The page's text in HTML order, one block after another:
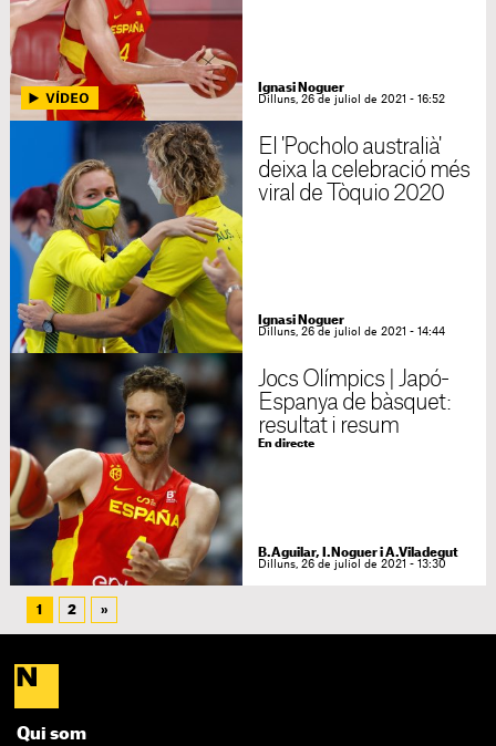
Ignasi Noguer
Dilluns, 26 de juliol de 2021 - 16:52
El 'Pocholo australià'
deixa la celebració més
viral de Tòquio 2020
Ignasi Noguer
Dilluns, 26 de juliol de 2021 - 14:44
Jocs Olímpics | Japó-
Espanya de bàsquet:
resultat i resum
En directe
B.Aguilar, I.Noguer i A.Viladegut
Dilluns, 26 de juliol de 2021 - 13:30
1 2 »
Qui som